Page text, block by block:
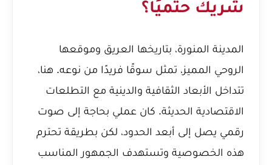
شريك حتميًا؟
المدينة المنورة، بتاريخها العريق وموقعها
الروحي المميز، تمثل سوقًا فريدًا من نوعه. هنا،
تتداخل الأبعاد الثقافية والدينية مع التطلعات
الاقتصادية الحديثة. كان عملي بحاجة إلى صوت
رقمي يصل إلى أبعد الحدود، لكن بطريقة تحترم
هذه الخصوصية وتستهدف الجمهور المناسب